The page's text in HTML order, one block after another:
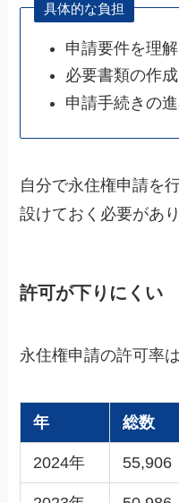
具体的な負担
申請要件を理
必要書類の作
申請手続きの
自分で永住権申請を
設けておく必要があり
許可が下りにくい
永住権申請の許可率
年 総数
2024年 55,906